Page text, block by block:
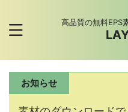
高品質の無料EPS
お知らせ